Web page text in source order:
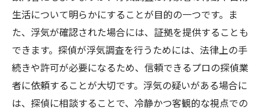
生活について明らかにすることが目的の一つです。ま
た、浮気が確認された場合には、証拠を提供することも
できます。探偵が浮気調査を行うためには、法律上の手
続きや許可が必要になるため、信頼できるプロの探偵業
者に依頼することが大切です。浮気の疑いがある場合に
は、探偵に相談することで、冷静かつ客観的な視点での